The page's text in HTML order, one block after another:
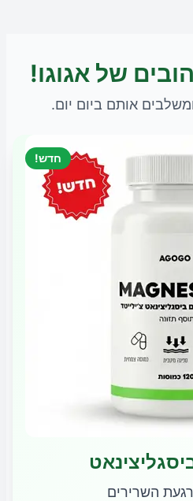
של אגוגו!
אותם ביום יום.
חדש!
השרירים